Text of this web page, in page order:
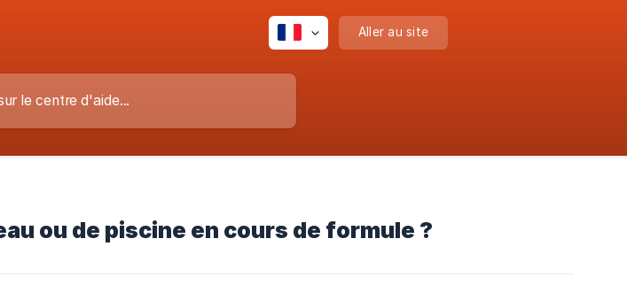
Aller au site
ou de piscine en cours de formule ?